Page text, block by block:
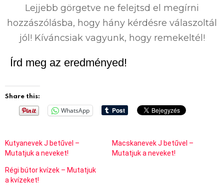
Lejjebb görgetve ne felejtsd el megírni
hozzászólásba, hogy hány kérdésre válaszoltál
jól! Kíváncsiak vagyunk, hogy remekeltél!
Írd meg az eredményed!
Share this:
WhatsApp
Kutyanevek J betűvel –
Mutatjuk a neveket!
Macskanevek J betűvel –
Mutatjuk a neveket!
Régi bútor kvízek – Mutatjuk
a kvízeket!